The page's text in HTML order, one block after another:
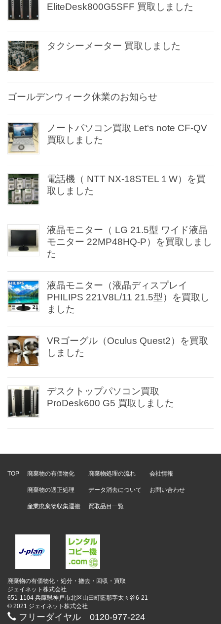
EliteDesk800G5SFF 買取しました
タクシーメーター 買取しました
ゴールデンウィーク休業のお知らせ
ノートパソコン買取 Let‘s note CF-QV
買取しました
電話機（ NTT NX-18STEL１W）を買
取しました
液晶モニター（ LG 21.5型 ワイド液晶
モニター 22MP48HQ-P）を買取しまし
た
液晶モニター（液晶ディスプレイ
PHILIPS 221V8L/11 21.5型）を買取し
ました
VRゴーグル（Oculus Quest2）を買取
しました
デスクトップパソコン買取
ProDesk600 G5 買取しました
TOP 廃棄物の有価物化
廃棄物の適正処理
産業廃棄物収集運搬
廃棄物処理の流れ
データ消去について
買取品目一覧
会社情報
お問い合わせ
廃棄物の有価物化・処分・撤去・回収・買取
ジェイネット株式会社
651-1104 兵庫県神戸市北区山田町藍那字太々谷6-21
© 2021 ジェイネット株式会社
フリーダイヤル 0120-977-224